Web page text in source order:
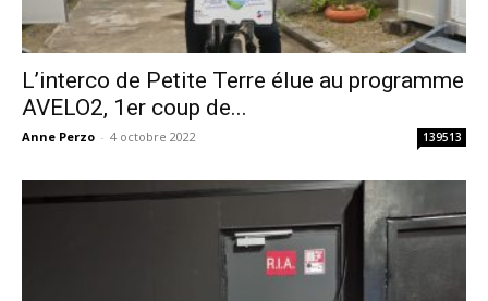
L’interco de Petite Terre élue au programme
AVELO2, 1er coup de...
Anne Perzo - 4 octobre 2022 139513